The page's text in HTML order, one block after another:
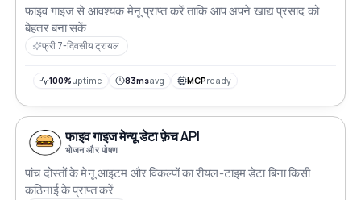
फाइव गाइज से आवश्यक मेनू प्राप्त करें ताकि आप अपने खाद्य प्रसाद को
बेहतर बना सकें
फ्री 7-दिवसीय ट्रायल
100%uptime 83msavg MCPready
फाइव गाइज मेन्यू डेटा फ़ेच API
भोजन और पोषण
पांच दोस्तों के मेनू आइटम और विकल्पों का रीयल-टाइम डेटा बिना किसी
कठिनाई के प्राप्त करें